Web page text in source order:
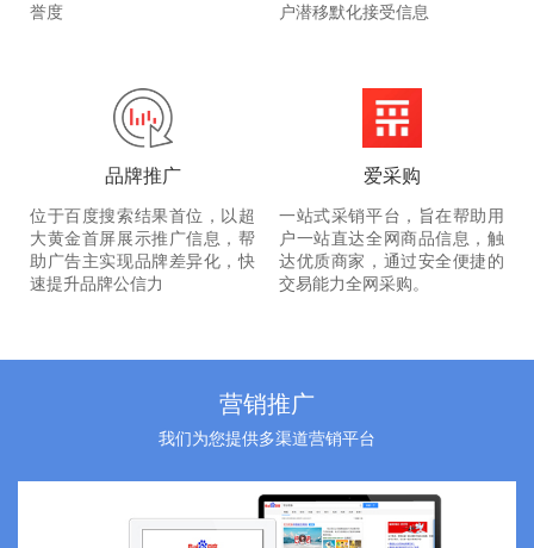
誉度
户潜移默化接受信息
品牌推广
位于百度搜索结果首位，以超
大黄金首屏展示推广信息，帮
助广告主实现品牌差异化，快
速提升品牌公信力
爱采购
一站式采销平台，旨在帮助用
户一站直达全网商品信息，触
达优质商家，通过安全便捷的
交易能力全网采购。
营销推广
我们为您提供多渠道营销平台